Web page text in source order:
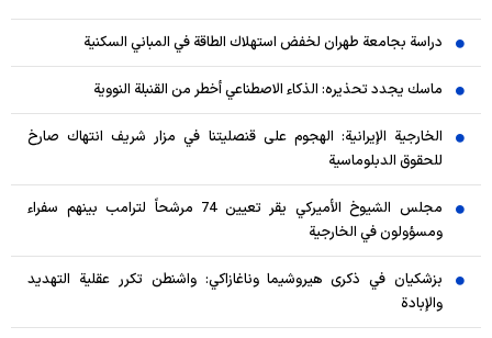
دراسة بجامعة طهران لخفض استهلاك الطاقة في المباني السكنية
ماسك يجدد تحذيره: الذكاء الاصطناعي أخطر من القنبلة النووية
الخارجية الإيرانية: الهجوم على قنصليتنا في مزار شريف انتهاك صارخ
للحقوق الدبلوماسية
مجلس الشيوخ الأميركي يقر تعيين 74 مرشحاً لترامب بينهم سفراء
ومسؤولون في الخارجية
بزشكيان في ذكرى هيروشيما وناغازاكي: واشنطن تكرر عقلية التهديد
والإبادة